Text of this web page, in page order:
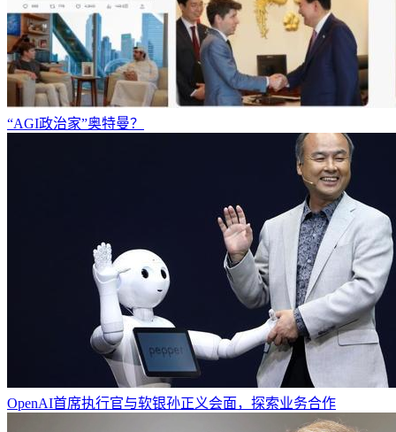
“AGI政治家”奥特曼？
OpenAI首席执行官与软银孙正义会面，探索业务合作